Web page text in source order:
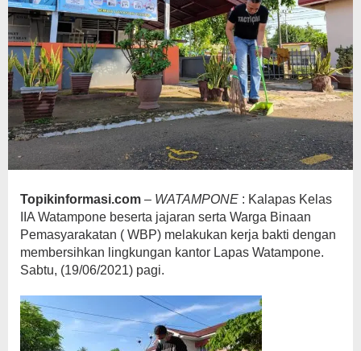
Topikinformasi.com – WATAMPONE : Kalapas Kelas
IIA Watampone beserta jajaran serta Warga Binaan
Pemasyarakatan ( WBP) melakukan kerja bakti dengan
membersihkan lingkungan kantor Lapas Watampone.
Sabtu, (19/06/2021) pagi.